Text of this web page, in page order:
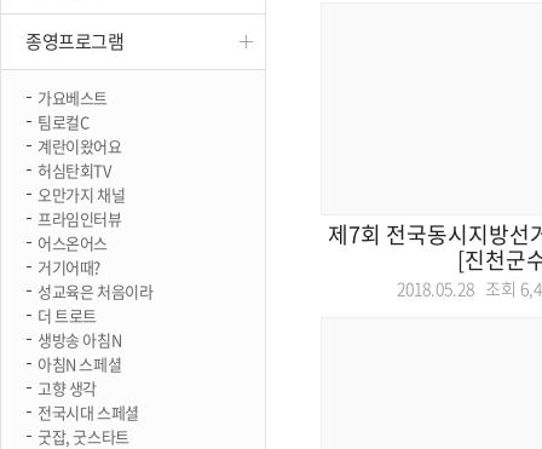
종영프로그램
가요베스트
팀로컬C
계란이왔어요
허심탄회TV
오만가지 채널
프라임인터뷰
어스온어스
거기어때?
성교육은 처음이라
더 트로트
생방송 아침N
아침N 스페셜
고향 생각
전국시대 스페셜
굿잡, 굿스타트
제7회 전국동시지방선
[진천군
2018.05.28 조회